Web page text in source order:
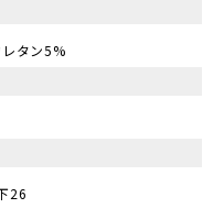
タン5%
26